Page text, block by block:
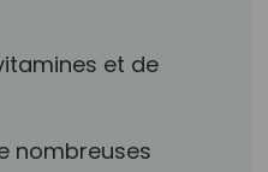
et de
nombreuses